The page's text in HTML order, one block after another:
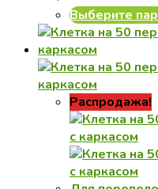
Выберите
Распродажа!